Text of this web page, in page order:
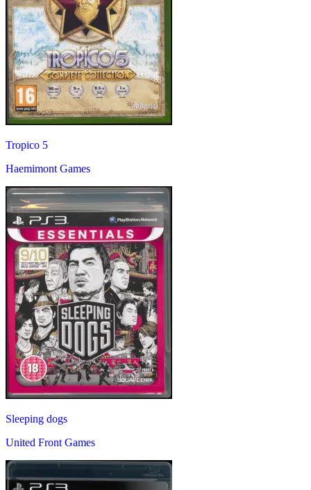
Tropico 5
Haemimont Games
Sleeping dogs
United Front Games